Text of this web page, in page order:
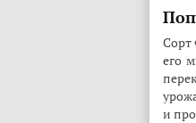
Сорт
его
и